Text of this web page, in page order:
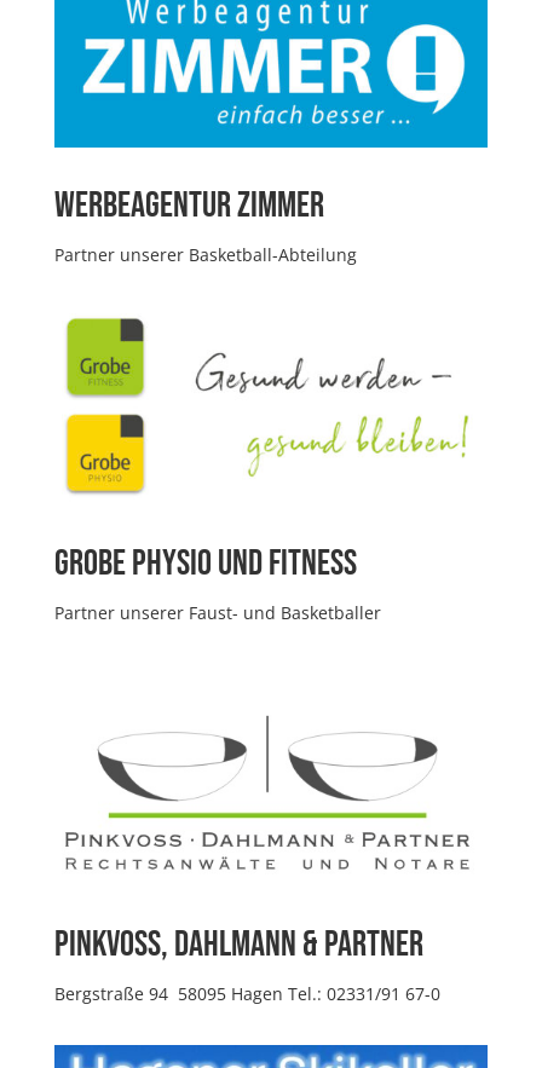
Werbeagentur Zimmer
Partner unserer Basketball-Abteilung
Grobe Physio und Fitness
Partner unserer Faust- und Basketballer
Pinkvoss, Dahlmann & Partner
Bergstraße 94 58095 Hagen Tel.: 02331/91 67-0